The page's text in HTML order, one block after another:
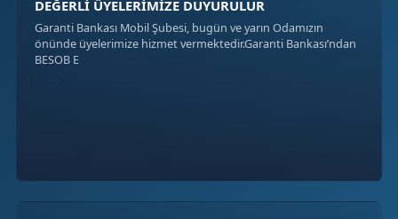
DEĞERLİ ÜYELERİMİZE DUYURULUR
Garanti Bankası Mobil Şubesi, bugün ve yarın Odamızın
önünde üyelerimize hizmet vermektedir.Garanti Bankası’ndan
BESOB E